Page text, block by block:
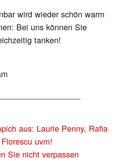
wird wieder schön warm
Bei uns können Sie
tanken!
aus: Laurie Penny, Rafia
uvm!
Sie nicht verpassen